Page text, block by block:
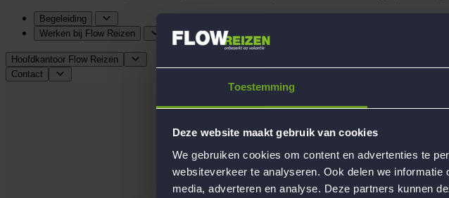
Toestemming
Deze website maakt gebruik van cookies
We gebruiken cookies om content en advertenties te
websiteverkeer te analyseren. Ook delen we
media, adverteren en analyse. Deze partners kunnen
Begeleiding
Werken bij Flow Reizen
Hoofdkantoor Flow Reizen
Contact